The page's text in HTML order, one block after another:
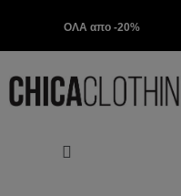
ΟΛΑ απο -20%